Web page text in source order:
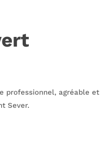
professionnel, agréable et
Sever.